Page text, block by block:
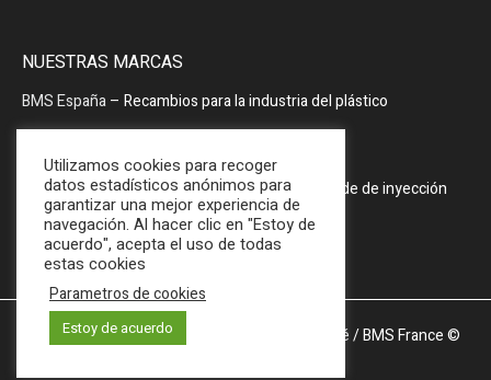
NUESTRAS MARCAS
BMS España– Recambios para la industria del plástico
PRODOPTIM– Mesa de mantenimiento de molde de inyección
Mentions légales et Politique de confidentialité/ BMS France ©
Utilizamos cookies para recoger
datos estadísticos anónimos para
garantizar una mejor experiencia de
navegación. Al hacer clic en "Estoy de
acuerdo", acepta el uso de todas
estas cookies
Parametros de cookies
Estoy de acuerdo